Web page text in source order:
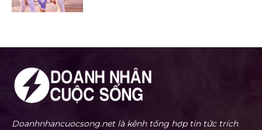
Doanhnhancuocsong.net là kênh tổng hợp tin tức trích